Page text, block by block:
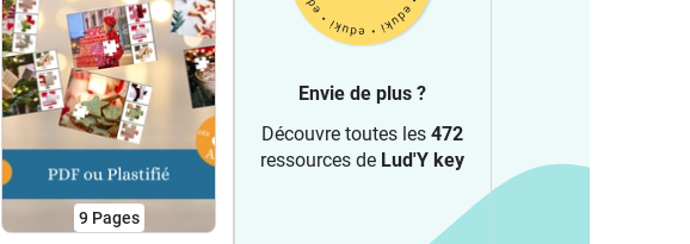
9 Pages
Envie de plus ?
Découvre toutes les 472
ressources de Lud'Y key